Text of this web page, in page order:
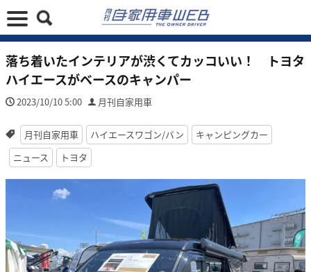
落ち着いたインテリアが渋くてカッコいい！ トヨタ
ハイエースがベースのキャンパー
2023/10/10 5:00 月刊自家用車
月刊自家用車 ハイエースワゴン/バン
キャンピングカー
ニュース
トヨタ